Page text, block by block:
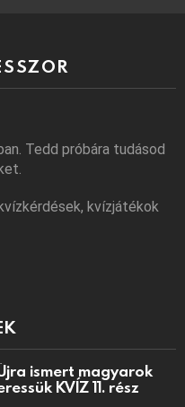
Tedd próbára tudásod
kvízjátékok
ismert magyarok
KVÍZ 11. rész